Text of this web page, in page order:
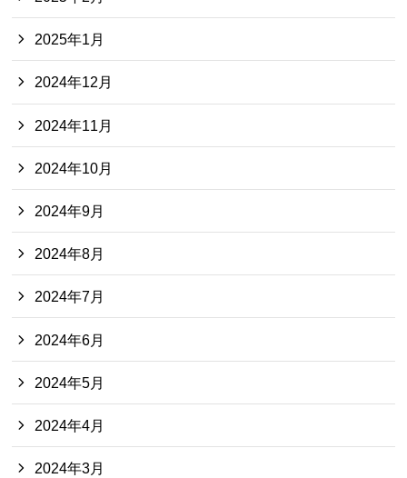
2025年1月
2024年12月
2024年11月
2024年10月
2024年9月
2024年8月
2024年7月
2024年6月
2024年5月
2024年4月
2024年3月